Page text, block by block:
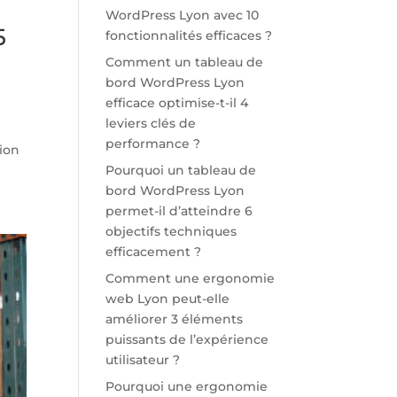
WordPress Lyon avec 10
fonctionnalités efficaces ?
Comment un tableau de
bord WordPress Lyon
efficace optimise-t-il 4
leviers clés de
performance ?
Pourquoi un tableau de
bord WordPress Lyon
permet-il d’atteindre 6
objectifs techniques
efficacement ?
Comment une ergonomie
web Lyon peut-elle
améliorer 3 éléments
puissants de l’expérience
utilisateur ?
Pourquoi une ergonomie